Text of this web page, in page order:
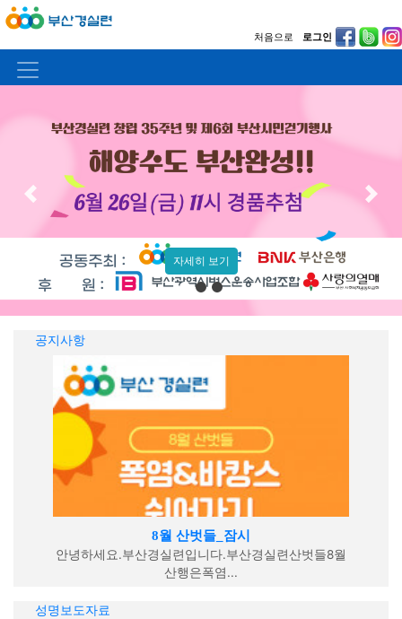
처음으로 로그인
자세히 보기
Previous Next
Previous Next
Previous Next
공지사항
8월 산벗들_잠시
안녕하세요.부산경실련입니다.부산경실련산벗들8월
산행은폭염...
성명보도자료